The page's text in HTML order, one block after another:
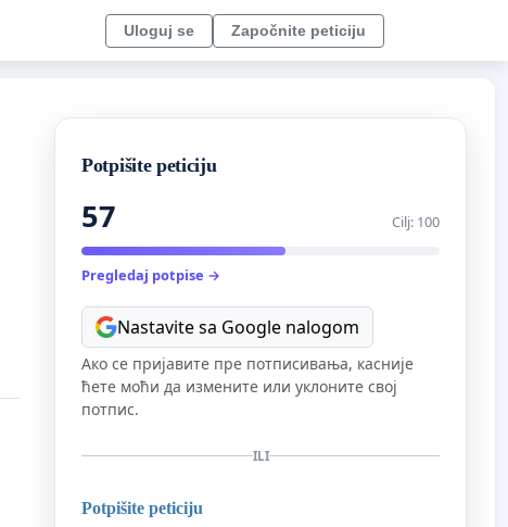
Uloguj se Započnite peticiju
Potpišite peticiju
57 Cilj: 100
Pregledaj potpise →
Nastavite sa Google nalogom
Ако се пријавите пре потписивања, касније
ћете моћи да измените или уклоните свој
потпис.
ILI
Potpišite peticiju